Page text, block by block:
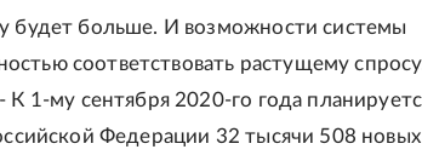
будет больше. И возможности системы
соответствовать растущему
К 1-му сентября 2020-го года
Федерации 32 тысячи 508 новых